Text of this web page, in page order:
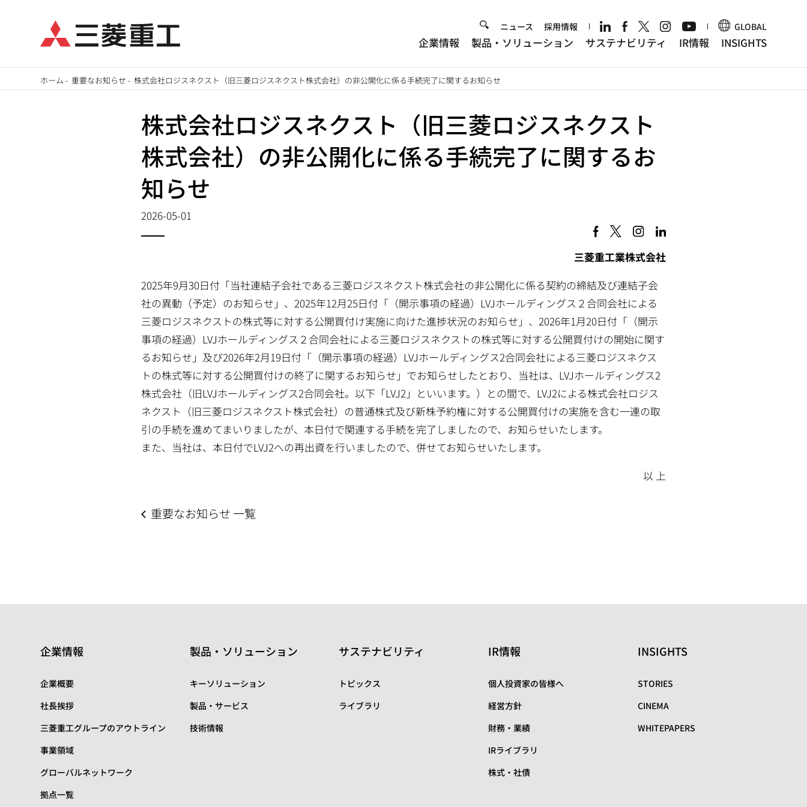
イ
Header
ニュース 採用情報 GLOBAL
企業情報 製品・ソリューション サステナビリティ IR情報 INSIGHTS
ホーム -重要なお知らせ -株式会社ロジスネクスト（旧三菱ロジスネクスト株式会社）の非公開化に係る手続完了に関するお知らせ
株式会社ロジスネクスト（旧三菱ロジスネクスト
株式会社）の非公開化に係る手続完了に関するお
知らせ
2026-05-01
三菱重工業株式会社
2025年9月30日付「当社連結子会社である三菱ロジスネクスト株式会社の非公開化に係る契約の締結及び連結子会
社の異動（予定）のお知らせ」、2025年12月25日付「（開示事項の経過）LVJホールディングス２合同会社による
三菱ロジスネクストの株式等に対する公開買付け実施に向けた進捗状況のお知らせ」、2026年1月20日付「（開示
事項の経過）LVJホールディングス２合同会社による三菱ロジスネクストの株式等に対する公開買付けの開始に関す
るお知らせ」及び2026年2月19日付「（開示事項の経過）LVJホールディングス2合同会社による三菱ロジスネクス
トの株式等に対する公開買付けの終了に関するお知らせ」でお知らせしたとおり、当社は、LVJホールディングス2
株式会社（旧LVJホールディングス2合同会社。以下「LVJ2」といいます。）との間で、LVJ2による株式会社ロジス
ネクスト（旧三菱ロジスネクスト株式会社）の普通株式及び新株予約権に対する公開買付けの実施を含む一連の取
引の手続を進めてまいりましたが、本日付で関連する手続を完了しましたので、お知らせいたします。
また、当社は、本日付でLVJ2への再出資を行いましたので、併せてお知らせいたします。
以 上
重要なお知らせ 一覧
企業情報
企業概要
社長挨拶
三菱重工グループのアウトライン
事業領域
グローバルネットワーク
拠点一覧
製品・ソリューション
キーソリューション
製品・サービス
技術情報
サステナビリティ
トピックス
ライブラリ
IR情報
個人投資家の皆様へ
経営方針
財務・業績
IRライブラリ
株式・社債
INSIGHTS
STORIES
CINEMA
WHITEPAPERS